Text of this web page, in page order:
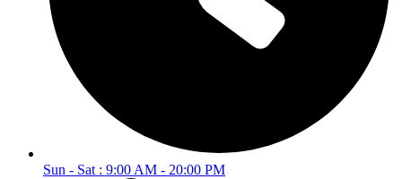
Sun - Sat : 9:00 AM - 20:00 PM